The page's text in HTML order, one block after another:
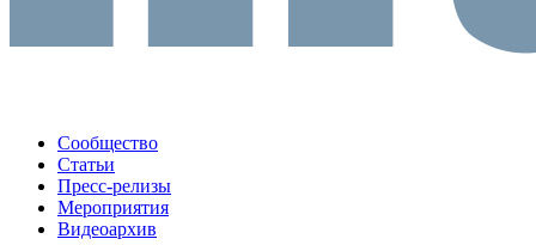
Сообщество
Статьи
Пресс-релизы
Мероприятия
Видеоархив